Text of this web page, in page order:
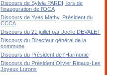
Discours de Sylvia PARDI, lors de
l'inauguration de l'OCA
Discours de Yves Mathy, Président du
CCCA
Discours du 21 juillet par Joelle DEVALET
Discours du Directeur général de la
commune
Discours du Président de l'Harmonie
Discours du Président Olivier Rigaux-Les
Joyeux Lurons